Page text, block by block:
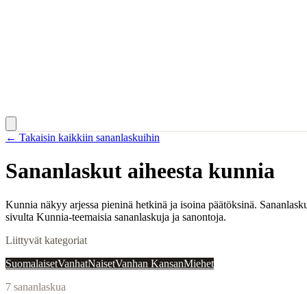
← Takaisin kaikkiin sananlaskuihin
Sananlaskut aiheesta kunnia
Kunnia näkyy arjessa pieninä hetkinä ja isoina päätöksinä.
sivulta Kunnia-teemaisia sananlaskuja ja sanontoja.
Liittyvät kategoriat
SuomalaisetVanhatNaisetVanhan KansanMiehet
7 sananlaskua